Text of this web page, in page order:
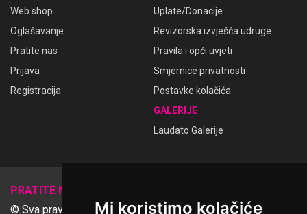
Mi koristimo kolačiće
Web shop
Oglašavanje
Pratite nas
Prijava
Registracija
Uplate/Donacije
Revizorska izvješća udruge
Pravila i opći uvjeti
Smjernice privatnosti
Postavke kolačića
GALERIJE
Laudato Galerije
PRATITE NAS
© Sva prava pridržana Udruga Ime dobrote